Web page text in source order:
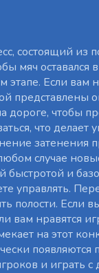
состоящий из
мяч оставался
Если вам
дороге, чтобы
что
затенения
случае
и
управлять.
полости. Если
вам нравятся
на этот
и играть с